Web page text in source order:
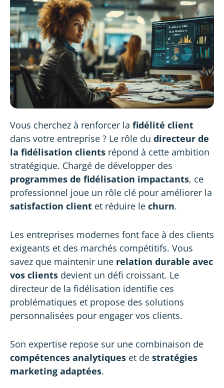
Vous cherchez à renforcer la fidélité client
dans votre entreprise ? Le rôle du directeur de
la fidélisation clients répond à cette ambition
stratégique. Chargé de développer des
programmes de fidélisation impactants, ce
professionnel joue un rôle clé pour améliorer la
satisfaction client et réduire le churn.
Les entreprises modernes font face à des clients
exigeants et des marchés compétitifs. Vous
savez que maintenir une relation durable avec
vos clients devient un défi croissant. Le
directeur de la fidélisation identifie ces
problématiques et propose des solutions
personnalisées pour engager vos clients.
Son expertise repose sur une combinaison de
compétences analytiques et de stratégies
marketing adaptées.